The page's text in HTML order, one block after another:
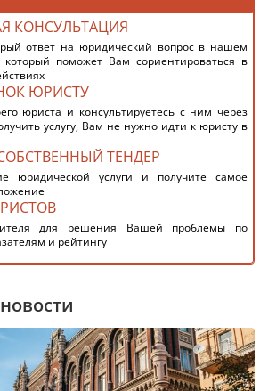
КОНСУЛЬТАЦИЯ
ответ на юридический вопрос в нашем
который поможет Вам сориентироваться в
ЮРИСТУ
юриста и консультируетесь с ним через
услугу, Вам не нужно идти к юристу в
ТЕНДЕР
юридической услуги и получите самое
для решения Вашей проблемы по
и рейтингу